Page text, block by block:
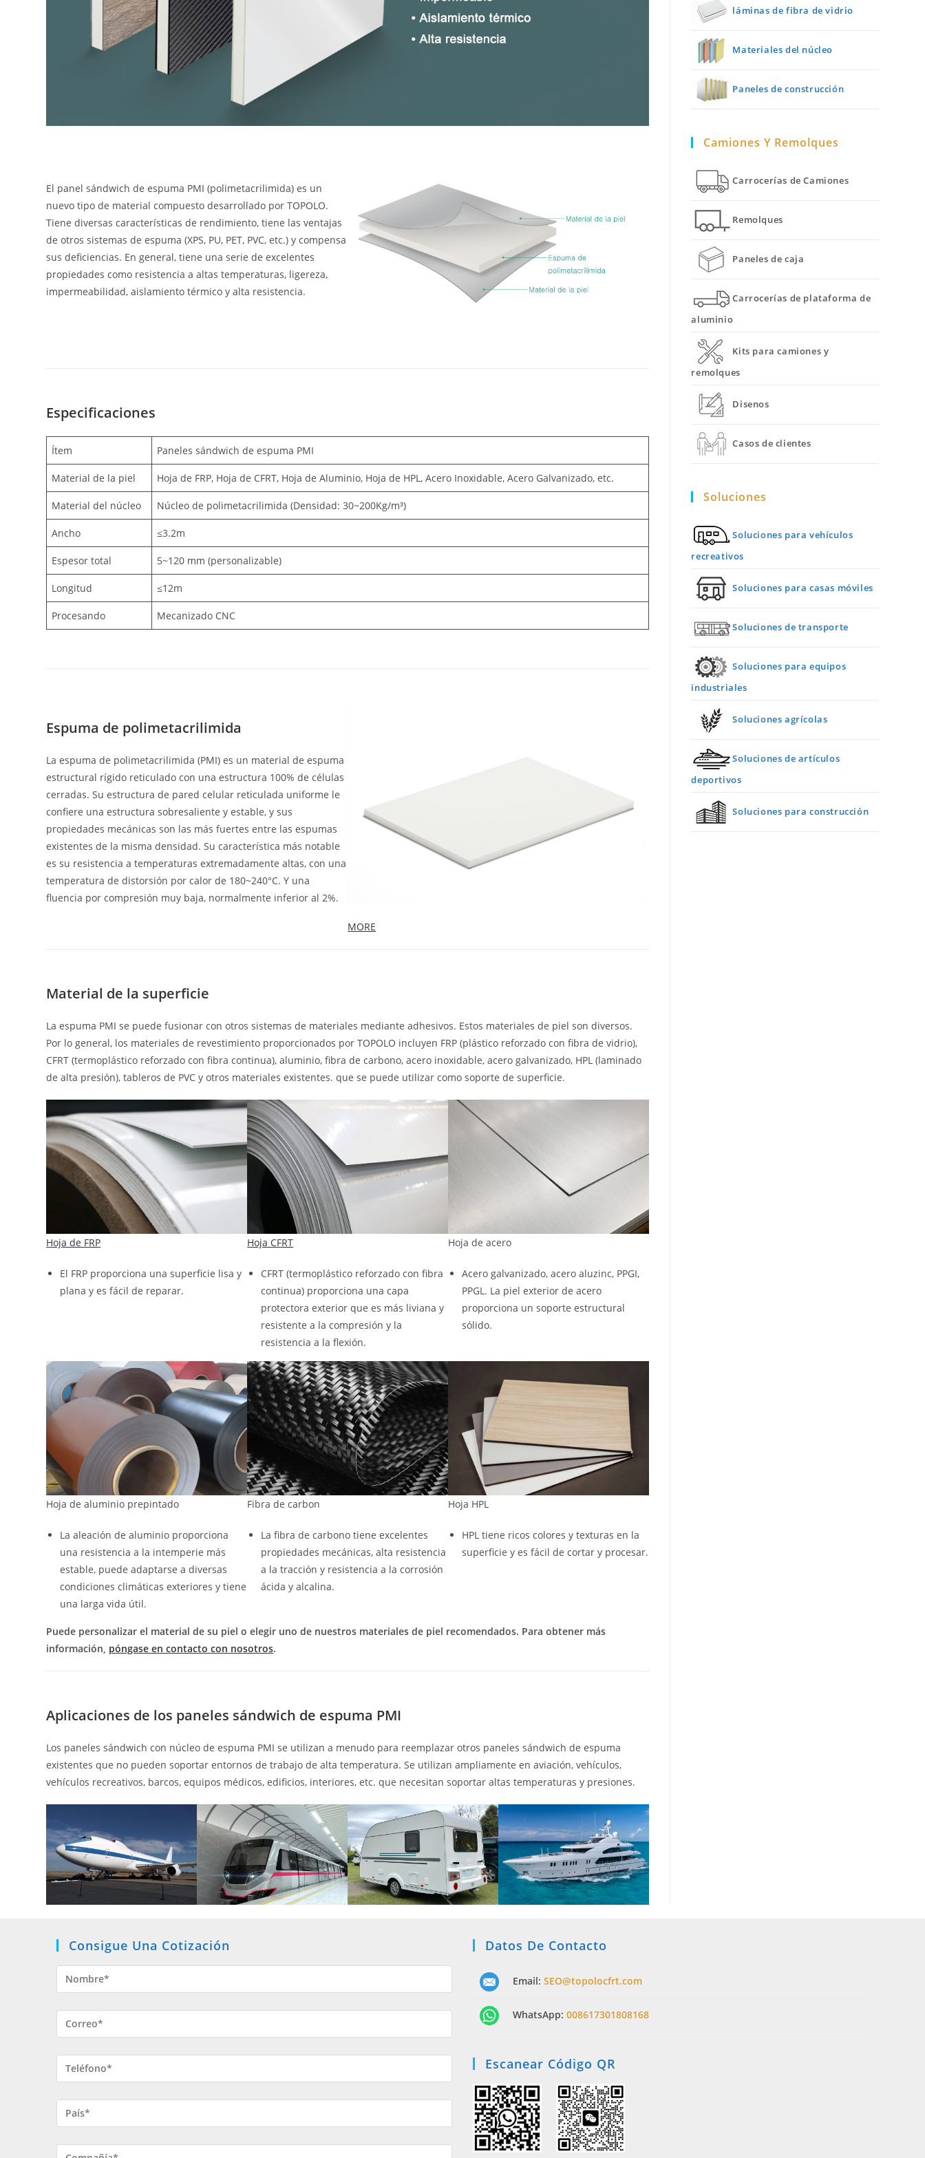
El panel sándwich de espuma PMI (polimetacrilimida) es un
nuevo tipo de material compuesto desarrollado por TOPOLO.
Tiene diversas características de rendimiento, tiene las ventajas
de otros sistemas de espuma (XPS, PU, PET, PVC, etc.) y compensa
sus deficiencias. En general, tiene una serie de excelentes
propiedades como resistencia a altas temperaturas, ligereza,
impermeabilidad, aislamiento térmico y alta resistencia.
Especificaciones
Ítem Paneles sándwich de espuma PMI
Material de la piel Hoja de FRP, Hoja de CFRT, Hoja de Aluminio, Hoja de HPL, Acero Inoxidable, Acero Galvanizado, etc.
Material del núcleo Núcleo de polimetacrilimida (Densidad: 30~200Kg/m³)
Ancho ≤3.2m
Espesor total 5~120 mm (personalizable)
Longitud ≤12m
Procesando Mecanizado CNC
Espuma de polimetacrilimida
La espuma de polimetacrilimida (PMI) es un material de espuma
estructural rígido reticulado con una estructura 100% de células
cerradas. Su estructura de pared celular reticulada uniforme le
confiere una estructura sobresaliente y estable, y sus
propiedades mecánicas son las más fuertes entre las espumas
existentes de la misma densidad. Su característica más notable
es su resistencia a temperaturas extremadamente altas, con una
temperatura de distorsión por calor de 180~240°C. Y una
fluencia por compresión muy baja, normalmente inferior al 2%.
MORE
Material de la superficie
La espuma PMI se puede fusionar con otros sistemas de materiales mediante adhesivos. Estos materiales de piel son diversos.
Por lo general, los materiales de revestimiento proporcionados por TOPOLO incluyen FRP (plástico reforzado con fibra de vidrio),
CFRT (termoplástico reforzado con fibra continua), aluminio, fibra de carbono, acero inoxidable, acero galvanizado, HPL (laminado
de alta presión), tableros de PVC y otros materiales existentes. que se puede utilizar como soporte de superficie.
Hoja de FRP
El FRP proporciona una superficie lisa y
plana y es fácil de reparar.
Hoja CFRT
CFRT (termoplástico reforzado con fibra
continua) proporciona una capa
protectora exterior que es más liviana y
resistente a la compresión y la
resistencia a la flexión.
Hoja de acero
Acero galvanizado, acero aluzinc, PPGI,
PPGL. La piel exterior de acero
proporciona un soporte estructural
sólido.
Hoja de aluminio prepintado
La aleación de aluminio proporciona
una resistencia a la intemperie más
estable, puede adaptarse a diversas
condiciones climáticas exteriores y tiene
una larga vida útil.
Fibra de carbon
La fibra de carbono tiene excelentes
propiedades mecánicas, alta resistencia
a la tracción y resistencia a la corrosión
ácida y alcalina.
Hoja HPL
HPL tiene ricos colores y texturas en la
superficie y es fácil de cortar y procesar.
Puede personalizar el material de su piel o elegir uno de nuestros materiales de piel recomendados. Para obtener más
información, póngase en contacto con nosotros.
Aplicaciones de los paneles sándwich de espuma PMI
Los paneles sándwich con núcleo de espuma PMI se utilizan a menudo para reemplazar otros paneles sándwich de espuma
existentes que no pueden soportar entornos de trabajo de alta temperatura. Se utilizan ampliamente en aviación, vehículos,
vehículos recreativos, barcos, equipos médicos, edificios, interiores, etc. que necesitan soportar altas temperaturas y presiones.
láminas de fibra de vidrio
Materiales del núcleo
Paneles de construcción
Camiones Y Remolques
Carrocerías de Camiones
Remolques
Paneles de caja
Carrocerías de plataforma de
aluminio
Kits para camiones y
remolques
Disenos
Casos de clientes
Soluciones
Soluciones para vehículos
recreativos
Soluciones para casas móviles
Soluciones de transporte
Soluciones para equipos
industriales
Soluciones agrícolas
Soluciones de artículos
deportivos
Soluciones para construcción
Consigue Una Cotización Datos De Contacto
Email: SEO@topolocfrt.com
WhatsApp: 008617301808168
Escanear Código QR